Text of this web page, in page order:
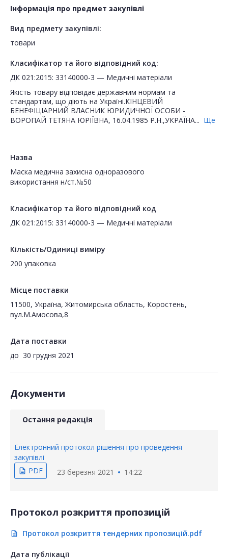
Інформація про предмет закупівлі
Вид предмету закупівлі:
товари
Класифікатор та його відповідний код:
ДК 021:2015: 33140000-3 — Медичні матеріали
Якість товару відповідає державним нормам та
стандартам, що діють на Україні.КІНЦЕВИЙ
БЕНЕФІЦІАРНИЙ ВЛАСНИК ЮРИДИЧНОЇ ОСОБИ -
ВОРОПАЙ ТЕТЯНА ЮРІЇВНА, 16.04.1985 Р.Н.,УКРАЇНА... Ще
Назва
Маска медична захисна одноразового
використання н/ст.№50
Класифікатор та його відповідний код
ДК 021:2015: 33140000-3 — Медичні матеріали
Кількість/Одиниці виміру
200 упаковка
Місце поставки
11500, Україна, Житомирська область, Коростень,
вул.М.Амосова,8
Дата поставки
до 30 грудня 2021
Документи
Остання редакція
Електронний протокол рішення про проведення
закупівлі
description PDF 23 березня 2021 14:22
Протокол розкриття пропозицій
description Протокол розкриття тендерних пропозицій.pdf
Дата публікації